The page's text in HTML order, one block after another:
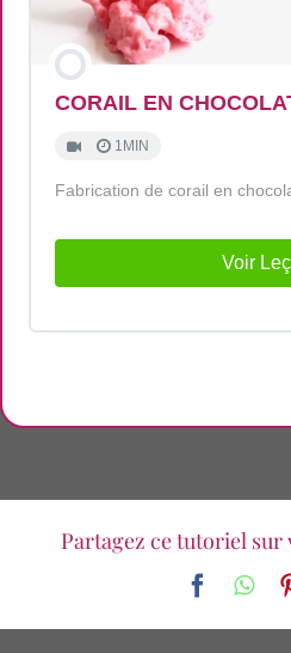
CORAIL EN
1MIN
Fabrication de corail en
Voir
Partagez ce tutoriel sur